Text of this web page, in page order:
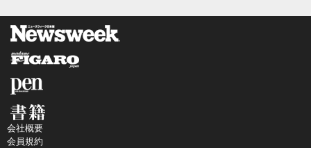
会社概要
会員規約